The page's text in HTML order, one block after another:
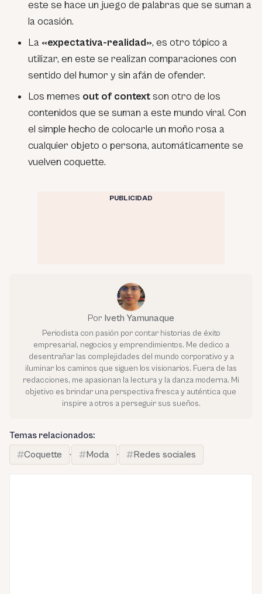
este se hace un juego de palabras que se suman a
la ocasión.
La «expectativa-realidad», es otro tópico a
utilizar, en este se realizan comparaciones con
sentido del humor y sin afán de ofender.
Los memes out of contextson otro de los
contenidos que se suman a este mundo viral. Con
el simple hecho de colocarle un moño rosa a
cualquier objeto o persona, automáticamente se
vuelven coquette.
PUBLICIDAD
Por Iveth Yamunaque
Periodista con pasión por contar historias de éxito
empresarial, negocios y emprendimientos. Me dedico a
desentrañar las complejidades del mundo corporativo y a
iluminar los caminos que siguen los visionarios. Fuera de las
redacciones, me apasionan la lectura y la danza moderna. Mi
objetivo es brindar una perspectiva fresca y auténtica que
inspire a otros a perseguir sus sueños.
Temas relacionados:
Coquette
· Moda · Redes sociales